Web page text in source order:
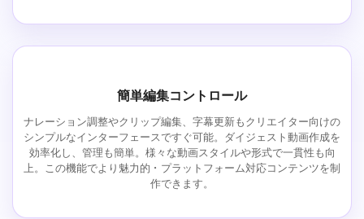
簡単編集コントロール
ナレーション調整やクリップ編集、字幕更新もクリエイター向けの
シンプルなインターフェースですぐ可能。ダイジェスト動画作成を
効率化し、管理も簡単。様々な動画スタイルや形式で一貫性も向
上。この機能でより魅力的・プラットフォーム対応コンテンツを制
作できます。